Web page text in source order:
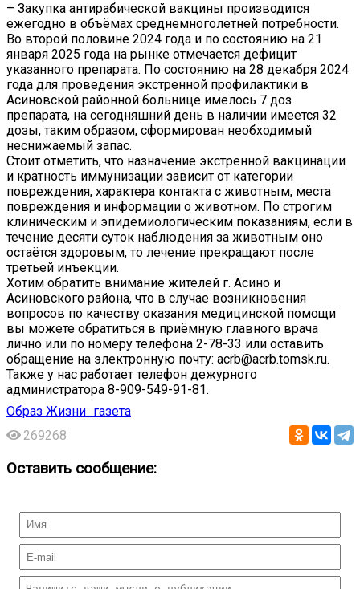
– Закупка антирабической вакцины производится
ежегодно в объёмах среднемноголетней потребности.
Во второй половине 2024 года и по состоянию на 21
января 2025 года на рынке отмечается дефицит
указанного препарата. По состоянию на 28 декабря 2024
года для проведения экстренной профилактики в
Асиновской районной больнице имелось 7 доз
препарата, на сегодняшний день в наличии имеется 32
дозы, таким образом, сформирован необходимый
неснижаемый запас.
Стоит отметить, что назначение экстренной вакцинации
и кратность иммунизации зависит от категории
повреждения, характера контакта с животным, места
повреждения и информации о животном. По строгим
клиническим и эпидемиологическим показаниям, если в
течение десяти суток наблюдения за животным оно
остаётся здоровым, то лечение прекращают после
третьей инъекции.
Хотим обратить внимание жителей г. Асино и
Асиновского района, что в случае возникновения
вопросов по качеству оказания медицинской помощи
вы можете обратиться в приёмную главного врача
лично или по номеру телефона 2-78-33 или оставить
обращение на электронную почту: acrb@acrb.tomsk.ru.
Также у нас работает телефон дежурного
администратора 8-909-549-91-81.
Образ Жизни_газета
269268
Оставить сообщение: